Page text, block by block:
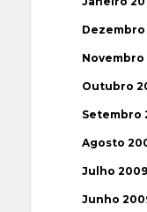
Dezembro
Novembro
Outubro
Setembro
Agosto
Julho 2009
Junho